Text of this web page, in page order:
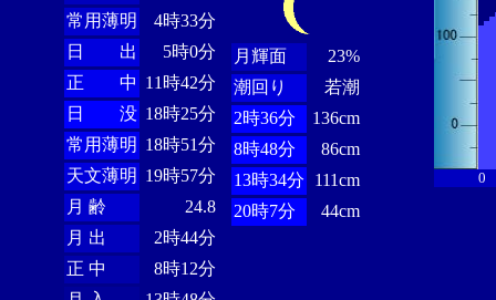
常用薄明
4時33分
日 出
5時0分
正 中 11時42分
日 没 18時25分
常用薄明 18時51分
天文薄明 19時57分
月 齢
24.8
月 出
2時44分
正 中
8時12分
月輝面
23%
潮回り
若潮
2時36分
136cm
8時48分
86cm
13時34分
111cm
20時7分
44cm
0